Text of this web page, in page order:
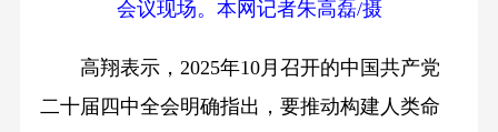
会议现场。本网记者朱高磊/摄
高翔表示，2025年10月召开的中国共产党
二十届四中全会明确指出，要推动构建人类命